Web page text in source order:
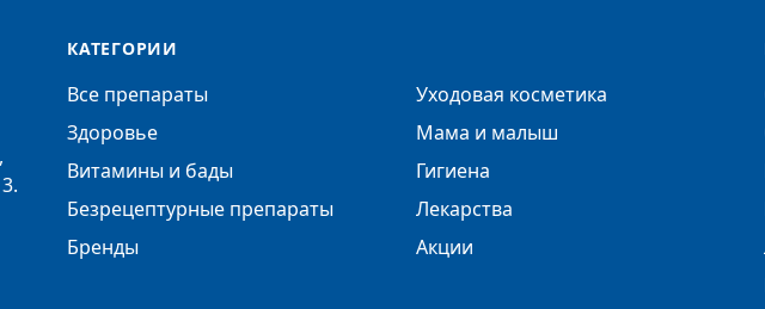
КАТЕГОРИИ
Все препараты
Здоровье
Витамины и бады
Безрецептурные препараты
Бренды
Уходовая косметика
Мама и малыш
Гигиена
Лекарства
Акции